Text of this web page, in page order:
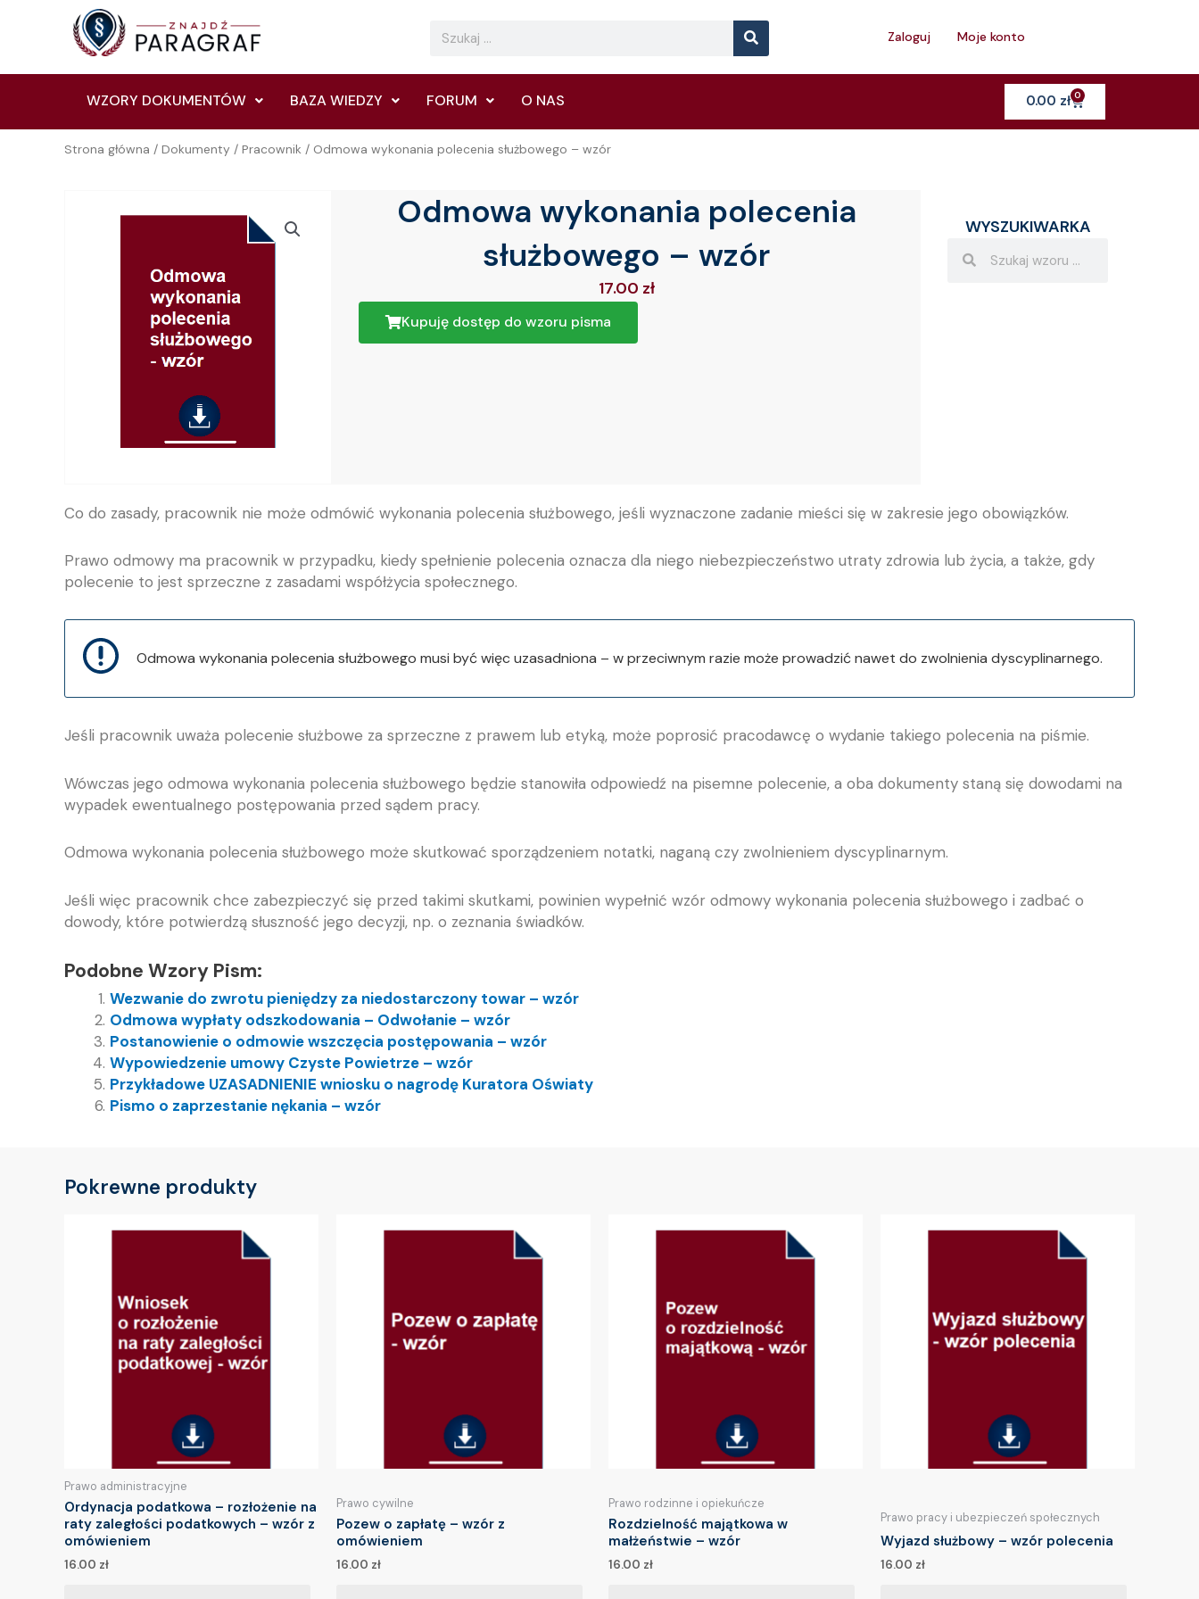
Search Search
Zaloguj Moje konto
WZORY DOKUMENTÓW BAZA WIEDZY FORUM O NAS 0.00 zł 0Cart
Strona główna / Dokumenty / Pracownik / Odmowa wykonania polecenia służbowego – wzór
Odmowa wykonania polecenia
służbowego – wzór
17.00 zł
Kupuję dostęp do wzoru pisma
WYSZUKIWARKA
Co do zasady, pracownik nie może odmówić wykonania polecenia służbowego, jeśli wyznaczone zadanie mieści się w zakresie jego obowiązków.
Prawo odmowy ma pracownik w przypadku, kiedy spełnienie polecenia oznacza dla niego niebezpieczeństwo utraty zdrowia lub życia, a także, gdy
polecenie to jest sprzeczne z zasadami współżycia społecznego.
Odmowa wykonania polecenia służbowego musi być więc uzasadniona – w przeciwnym razie może prowadzić nawet do zwolnienia dyscyplinarnego.
Jeśli pracownik uważa polecenie służbowe za sprzeczne z prawem lub etyką, może poprosić pracodawcę o wydanie takiego polecenia na piśmie.
Wówczas jego odmowa wykonania polecenia służbowego będzie stanowiła odpowiedź na pisemne polecenie, a oba dokumenty staną się dowodami na
wypadek ewentualnego postępowania przed sądem pracy.
Odmowa wykonania polecenia służbowego może skutkować sporządzeniem notatki, naganą czy zwolnieniem dyscyplinarnym.
Jeśli więc pracownik chce zabezpieczyć się przed takimi skutkami, powinien wypełnić wzór odmowy wykonania polecenia służbowego i zadbać o
dowody, które potwierdzą słuszność jego decyzji, np. o zeznania świadków.
Podobne Wzory Pism:
Wezwanie do zwrotu pieniędzy za niedostarczony towar – wzór
Odmowa wypłaty odszkodowania – Odwołanie – wzór
Postanowienie o odmowie wszczęcia postępowania – wzór
Wypowiedzenie umowy Czyste Powietrze – wzór
Przykładowe UZASADNIENIE wniosku o nagrodę Kuratora Oświaty
Pismo o zaprzestanie nękania – wzór
Pokrewne produkty
Prawo administracyjne
Ordynacja podatkowa – rozłożenie na
raty zaległości podatkowych – wzór z
omówieniem
16.00 zł
Prawo cywilne
Pozew o zapłatę – wzór z
omówieniem
16.00 zł
Prawo rodzinne i opiekuńcze
Rozdzielność majątkowa w
małżeństwie – wzór
16.00 zł
Prawo pracy i ubezpieczeń społecznych
Wyjazd służbowy – wzór polecenia
16.00 zł